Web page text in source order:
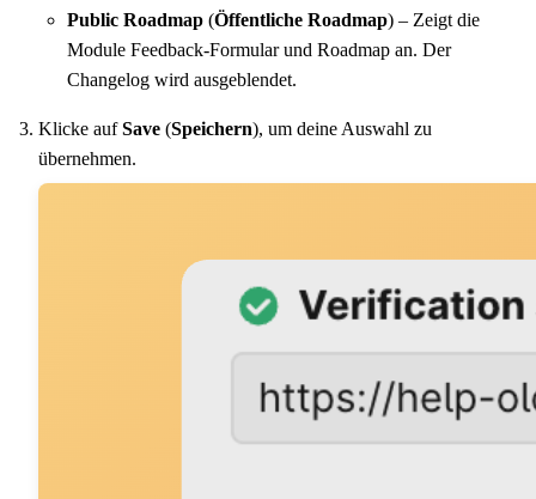
Public Roadmap (Öffentliche Roadmap) – Zeigt die
Module Feedback-Formular und Roadmap an. Der
Changelog wird ausgeblendet.
Klicke aufSave (Speichern), um deine Auswahl zu
übernehmen.